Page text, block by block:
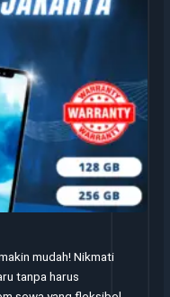
mudah! Nikmati
tanpa harus